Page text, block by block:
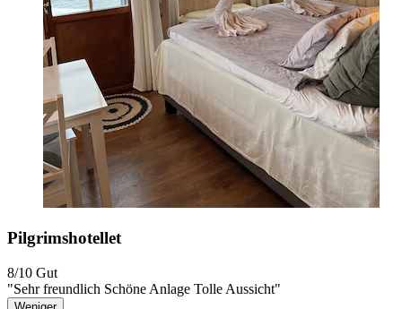
Pilgrimshotellet
8/10 Gut
"Sehr freundlich Schöne Anlage Tolle Aussicht"